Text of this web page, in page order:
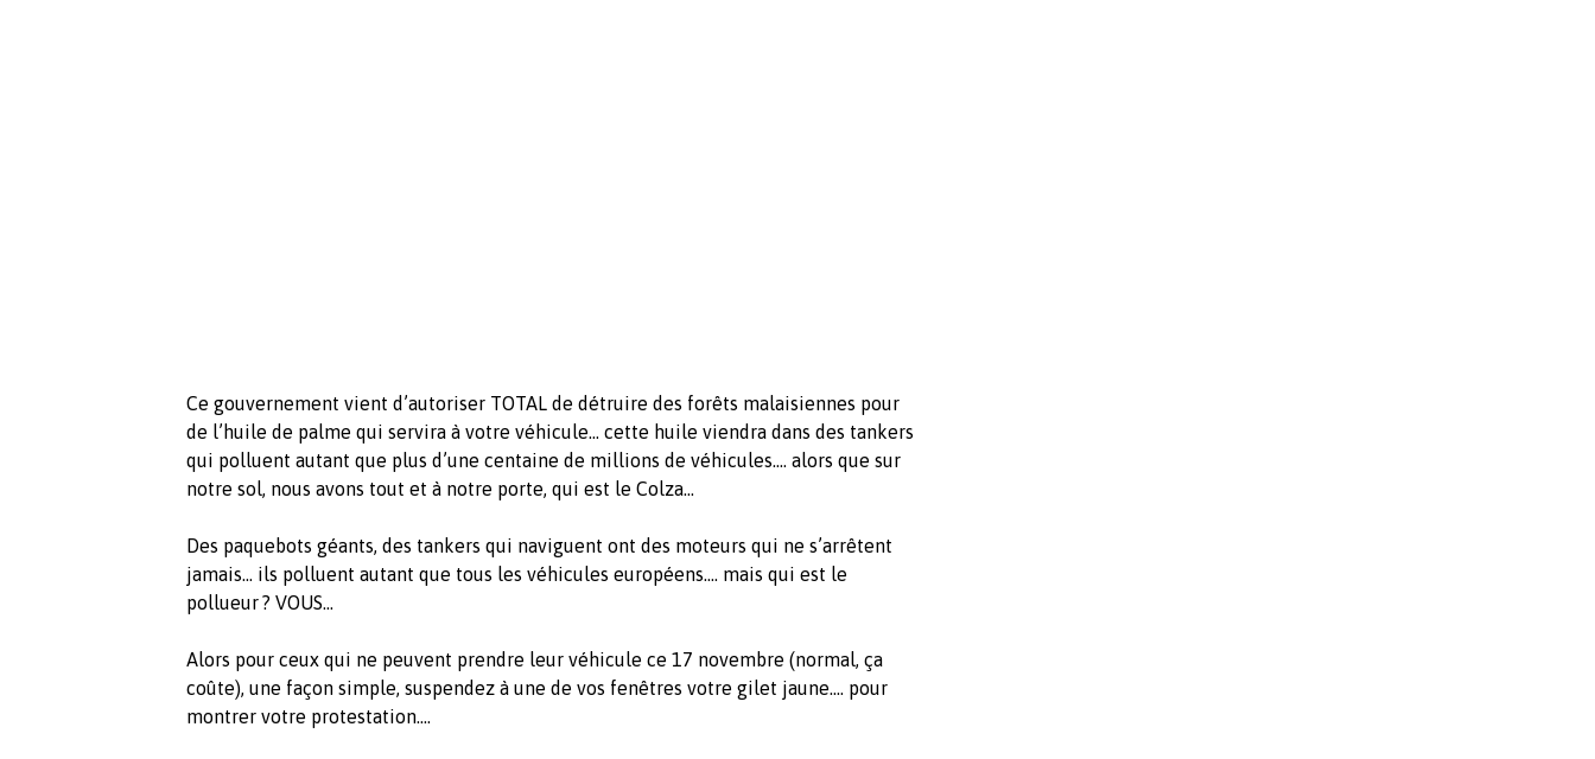
Ce gouvernement vient d’autoriser TOTAL de détruire des forêts malaisiennes pour
de l’huile de palme qui servira à votre véhicule... cette huile viendra dans des tankers
qui polluent autant que plus d’une centaine de millions de véhicules.... alors que sur
notre sol, nous avons tout et à notre porte, qui est le Colza...
Des paquebots géants, des tankers qui naviguent ont des moteurs qui ne s’arrêtent
jamais... ils polluent autant que tous les véhicules européens.... mais qui est le
pollueur ? VOUS...
Alors pour ceux qui ne peuvent prendre leur véhicule ce 17 novembre (normal, ça
coûte), une façon simple, suspendez à une de vos fenêtres votre gilet jaune.... pour
montrer votre protestation....